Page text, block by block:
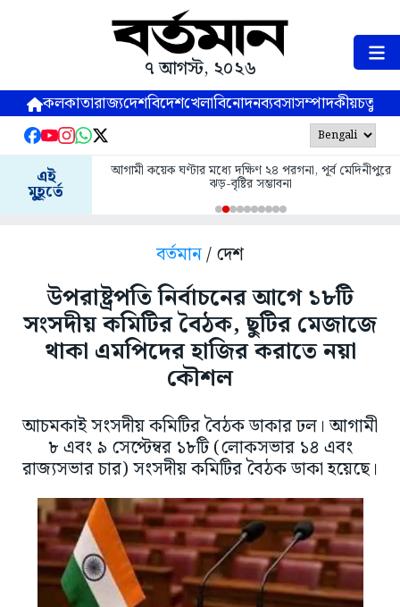
৭ আগস্ট, ২০২৬
কলকাতারাজ্যদেশবিদেশখেলাবিনোদনব্যবসাসম্পাদকীয়
এই
মুহূর্তে
আগামী কয়েক ঘণ্টার মধ্যে দক্ষিণ ২৪ পরগনা, পূর্ব মেদিনীপুরে
ঝড়-বৃষ্টির সম্ভাবনা
বর্তমান/ দেশ
উপরাষ্ট্রপতি নির্বাচনের আগে ১৮টি
সংসদীয় কমিটির বৈঠক, ছুটির মেজাজে
থাকা এমপিদের হাজির করাতে নয়া
কৌশল
আচমকাই সংসদীয় কমিটির বৈঠক ডাকার ঢল। আগামী
৮ এবং ৯ সেপ্টেম্বর ১৮টি (লোকসভার ১৪ এবং
রাজ্যসভার চার) সংসদীয় কমিটির বৈঠক ডাকা হয়েছে।